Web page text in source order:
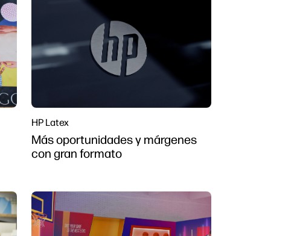
HP Latex
Más oportunidades y márgenes
con gran formato